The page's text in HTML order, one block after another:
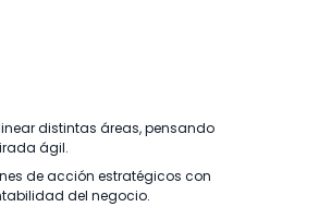
distintas áreas, pensando
ágil.
de acción estratégicos con
del negocio.